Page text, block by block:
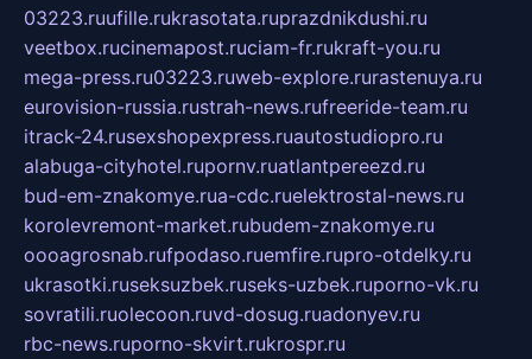
03223.ruufille.rukrasotata.ruprazdnikdushi.ru
veetbox.rucinemapost.ruciam-fr.rukraft-you.ru
mega-press.ru03223.ruweb-explore.rurastenuya.ru
eurovision-russia.rustrah-news.rufreeride-team.ru
itrack-24.rusexshopexpress.ruautostudiopro.ru
alabuga-cityhotel.rupornv.ruatlantpereezd.ru
bud-em-znakomye.rua-cdc.ruelektrostal-news.ru
korolevremont-market.rubudem-znakomye.ru
oooagrosnab.rufpodaso.ruemfire.rupro-otdelky.ru
ukrasotki.ruseksuzbek.ruseks-uzbek.ruporno-vk.ru
sovratili.ruolecoon.ruvd-dosug.ruadonyev.ru
rbc-news.ruporno-skvirt.rukrospr.ru